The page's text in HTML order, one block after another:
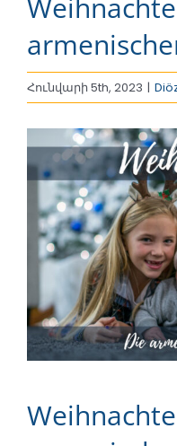
Հունվարի 5th, 2023 |
View
Larger
Image